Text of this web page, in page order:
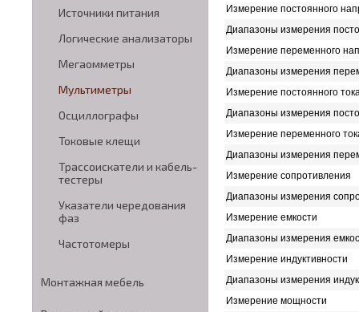
Источники питания
Логические анализаторы
Мегаомметры
Мультиметры
Осциллографы
Токовые клещи
Трассоискатели и кабель-
тестеры
Указатели чередования
фаз
Частотомеры
Монтажная мебель
Измерение постоянного
Диапазоны измерения
Измерение переменного
Диапазоны измерения
Измерение постоянного
Диапазоны измерения
Измерение переменного
Диапазоны измерения
Измерение сопротивления
Диапазоны измерения
Измерение емкости
Диапазоны измерения
Измерение индуктивности
Диапазоны измерения
Измерение мощности